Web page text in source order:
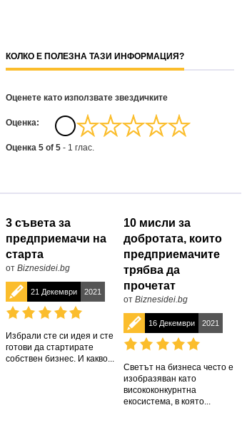
КОЛКО Е ПОЛЕЗНА ТАЗИ ИНФОРМАЦИЯ?
Оценете като използвате звездичките
Oценка:
Оценка 5 of 5 - 1 глас.
3 съвета за
предприемачи на
старта
от Biznesidei.bg
21 Декември 2021
Избрали сте си идея и сте
готови да стартирате
собствен бизнес. И какво...
10 мисли за
добротата, които
предприемачите
трябва да
прочетат
от Biznesidei.bg
16 Декември 2021
Светът на бизнеса често е
изобразяван като
висококонкурнтна
екосистема, в която...